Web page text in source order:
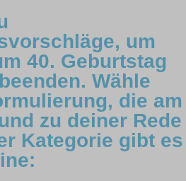
um
40. Geburtstag
Wähle
die am
zu deiner Rede
Kategorie gibt es